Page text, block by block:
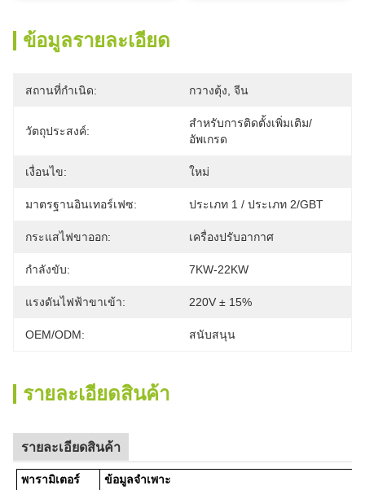
ข้อมูลรายละเอียด
สถานที่กำเนิด: กวางตุ้ง, จีน
วัตถุประสงค์:
สำหรับการติดตั้งเพิ่มเติม/
อัพเกรด
เงื่อนไข: ใหม่
มาตรฐานอินเทอร์เฟซ: ประเภท 1 / ประเภท 2/GBT
กระแสไฟขาออก: เครื่องปรับอากาศ
กำลังขับ: 7KW-22KW
แรงดันไฟฟ้าขาเข้า: 220V ± 15%
OEM/ODM: สนับสนุน
รายละเอียดสินค้า
รายละเอียดสินค้า
พารามิเตอร์ ข้อมูลจำเพาะ